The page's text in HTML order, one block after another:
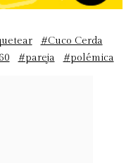
#Cuco Cerda
#pareja #polémica